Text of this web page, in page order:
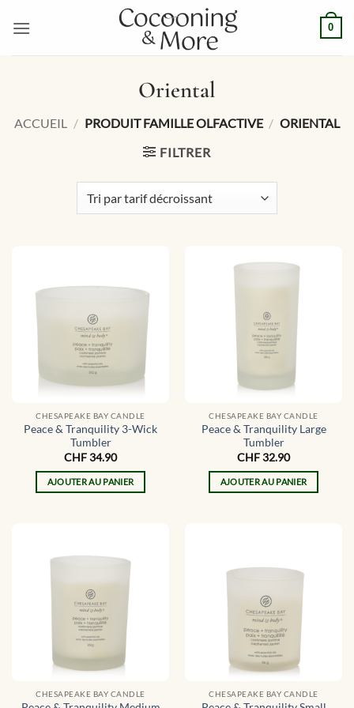
0
Oriental
ACCUEIL / PRODUIT FAMILLE OLFACTIVE / ORIENTAL
FILTRER
CHESAPEAKE BAY CANDLE
Peace & Tranquility 3-Wick
Tumbler
CHF34.90
AJOUTER AU PANIER
CHESAPEAKE BAY CANDLE
Peace & Tranquility Large
Tumbler
CHF32.90
AJOUTER AU PANIER
CHESAPEAKE BAY CANDLE CHESAPEAKE BAY CANDLE